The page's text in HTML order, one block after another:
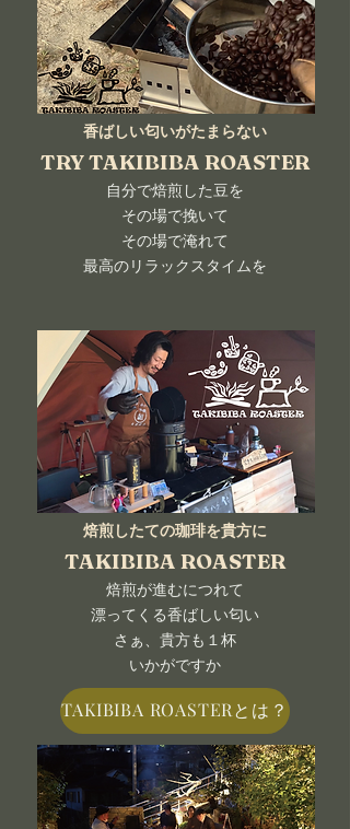
香ばしい匂いがたまらない
TRY TAKIBIBA ROASTER
自分で焙煎した豆を
その場で挽いて
その場で淹れて
​最高のリラックスタイムを
焙煎したての珈琲を貴方に
​TAKIBIBA ROASTER
焙煎が進むにつれて
漂ってくる香ばしい匂い
さぁ、貴方も１杯
​いかがですか
TAKIBIBA ROASTERとは？